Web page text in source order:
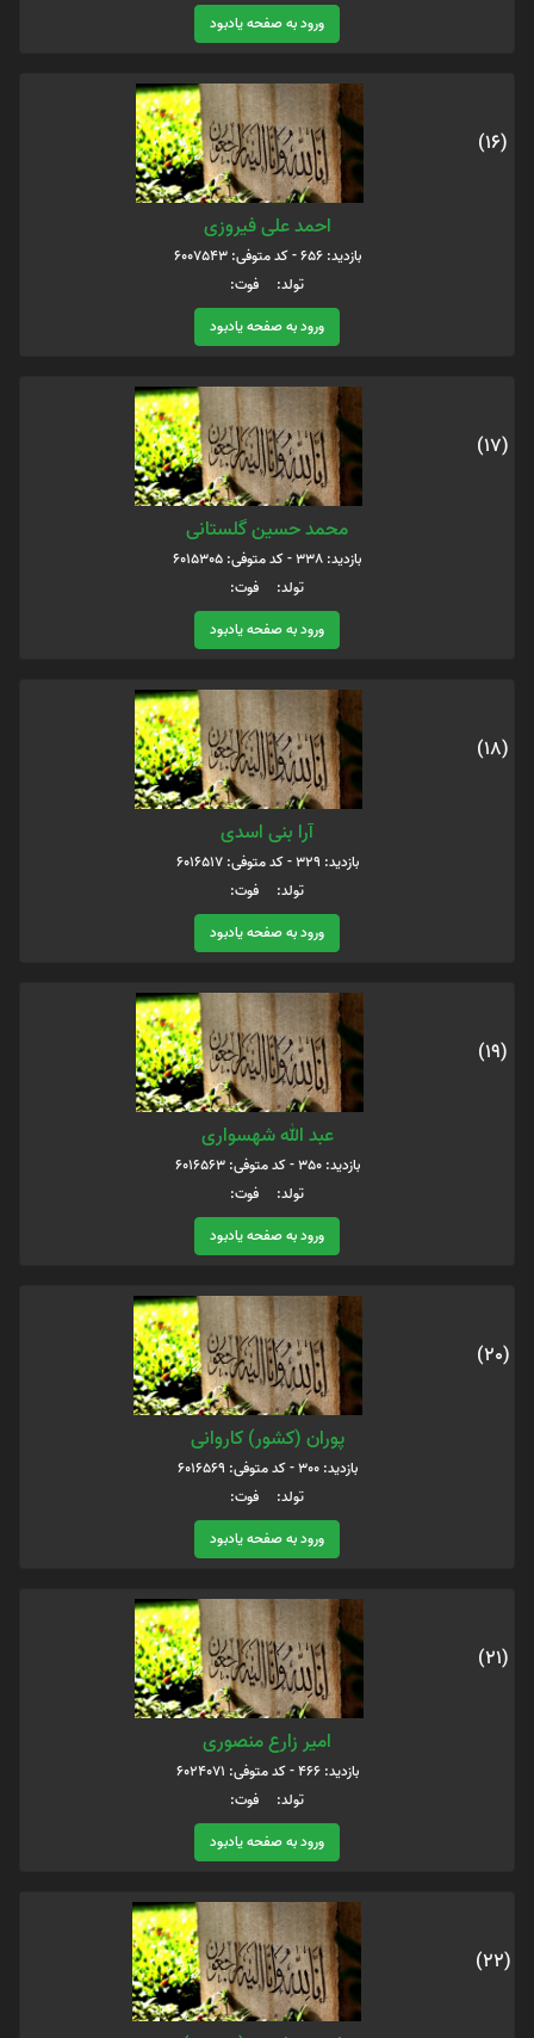
ورود به صفحه یادبود
(16)
احمد علی فیروزی
بازدید: 656 - کد متوفی: 6007543
تولد: فوت:
ورود به صفحه یادبود
(17)
محمد حسین گلستانی
بازدید: 338 - کد متوفی: 6015305
تولد: فوت:
ورود به صفحه یادبود
(18)
آرا بنی اسدی
بازدید: 329 - کد متوفی: 6016517
تولد: فوت:
ورود به صفحه یادبود
(19)
عبد الله شهسواری
بازدید: 350 - کد متوفی: 6016563
تولد: فوت:
ورود به صفحه یادبود
(20)
پوران (کشور) کاروانی
بازدید: 300 - کد متوفی: 6016569
تولد: فوت:
ورود به صفحه یادبود
(21)
امیر زارع منصوری
بازدید: 466 - کد متوفی: 6024071
تولد: فوت:
ورود به صفحه یادبود
(22)